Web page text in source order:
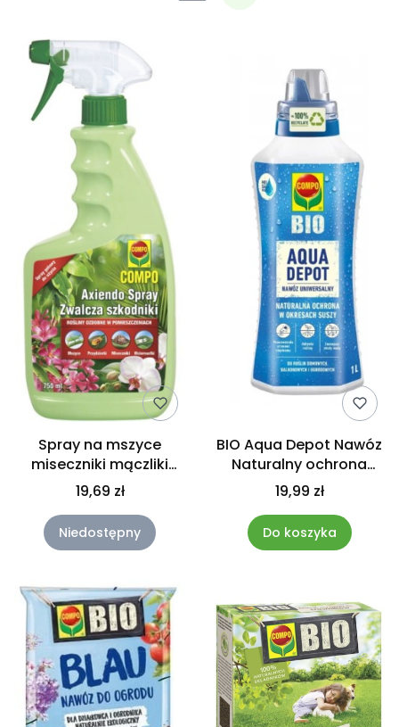
Spray na mszyce
miseczniki mączliki
dom Axiendo 750ml
COMPO 070
19,69 zł
Niedostępny
BIO Aqua Depot Nawóz
Naturalny ochrona
rośin w czasie suszy 1L
Compo
19,99 zł
Do koszyka